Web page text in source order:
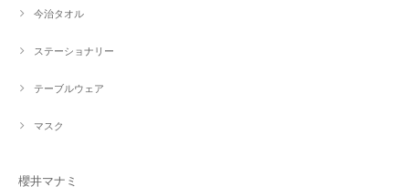
今治タオル
ステーショナリー
テーブルウェア
マスク
櫻井マナミ